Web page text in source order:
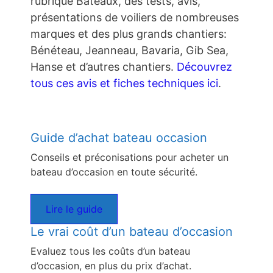
présentations de voiliers de nombreuses
marques et des plus grands chantiers:
Bénéteau, Jeanneau, Bavaria, Gib Sea,
Hanse et d’autres chantiers. Découvrez
tous ces avis et fiches techniques ici.
Guide d’achat bateau occasion
Conseils et préconisations pour acheter un
bateau d’occasion en toute sécurité.
Lire le guide
Le vrai coût d’un bateau d’occasion
Evaluez tous les coûts d’un bateau
d’occasion, en plus du prix d’achat.